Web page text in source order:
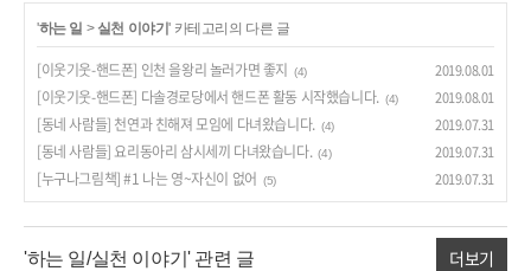
'하는 일 > 실천 이야기' 카테고리의 다른 글
[이웃기웃-핸드폰] 인천 을왕리 놀러가면 좋지 (4) 2019.08.01
[이웃기웃-핸드폰] 다솔경로당에서 핸드폰 활동 시작했습니다. (4) 2019.08.01
[동네 사람들] 천연과 친해져 모임에 다녀왔습니다. (4) 2019.07.31
[동네 사람들] 요리동아리 삼시세끼 다녀왔습니다. (4) 2019.07.31
[누구나그림책] #1 나는 영~자신이 없어 (5) 2019.07.31
'하는 일/실천 이야기' 관련 글 더보기